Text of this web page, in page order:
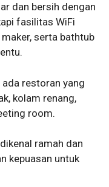
dan bersih dengan
fasilitas WiFi
serta bathtub
restoran yang
kolam renang,
room.
ramah dan
kepuasan untuk